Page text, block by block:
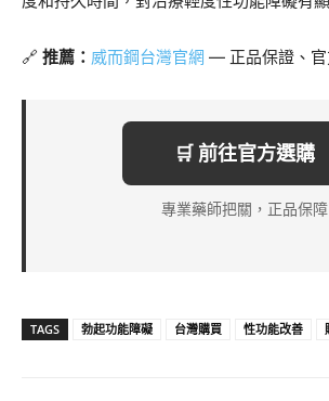
🔗 推薦： 威而鋼台灣官網 — 正品保證、官
🛒 前往官方選購
專業藥師把關，正品保障
TAGS 勃起功能障礙 台灣購買 性功能改善